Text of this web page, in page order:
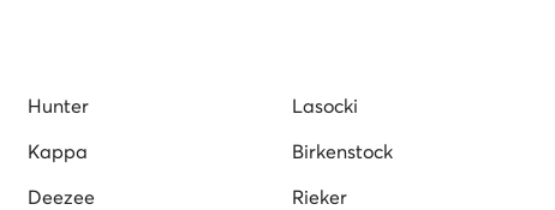
Hunter Lasocki
Kappa Birkenstock
Deezee Rieker